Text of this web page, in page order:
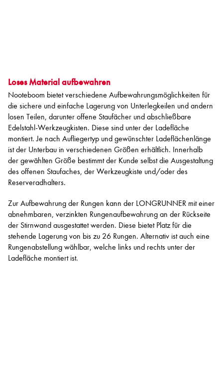
Loses Material aufbewahren
Nooteboom bietet verschiedene Aufbewahrungsmöglichkeiten für
die sichere und einfache Lagerung von Unterlegkeilen und andern
losen Teilen, darunter offene Staufächer und abschließbare
Edelstahl-Werkzeugkisten. Diese sind unter der Ladefläche
montiert. Je nach Aufliegertyp und gewünschter Ladeflächenlänge
ist der Unterbau in verschiedenen Größen erhältlich. Innerhalb
der gewählten Größe bestimmt der Kunde selbst die Ausgestaltung
des offenen Staufaches, der Werkzeugkiste und/oder des
Reserveradhalters.
Zur Aufbewahrung der Rungen kann der LONGRUNNER mit einer
abnehmbaren, verzinkten Rungenaufbewahrung an der Rückseite
der Stirnwand ausgestattet werden. Diese bietet Platz für die
stehende Lagerung von bis zu 26 Rungen. Alternativ ist auch eine
Rungenabstellung wählbar, welche links und rechts unter der
Ladefläche montiert ist.